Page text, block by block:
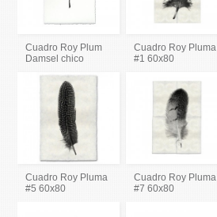
Cuadro Roy Plum
Damsel chico
Cuadro Roy Pluma
#1 60x80
Cuadro Roy Pluma
#5 60x80
Cuadro Roy Pluma
#7 60x80